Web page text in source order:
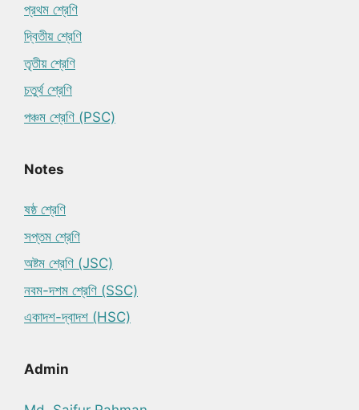
প্রথম শ্রেণি
দ্বিতীয় শ্রেণি
তৃতীয় শ্রেণি
চতুর্থ শ্রেণি
পঞ্চম শ্রেণি (PSC)
Notes
ষষ্ঠ শ্রেণি
সপ্তম শ্রেণি
অষ্টম শ্রেণি (JSC)
নবম-দশম শ্রেণি (SSC)
একাদশ-দ্বাদশ (HSC)
Admin